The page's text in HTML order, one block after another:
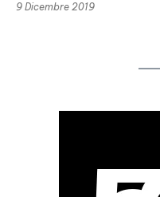
9 Dicembre 2019